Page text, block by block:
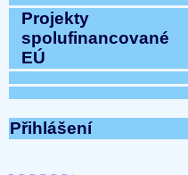
Projekty
spolufinancované
EÚ
Přihlášení